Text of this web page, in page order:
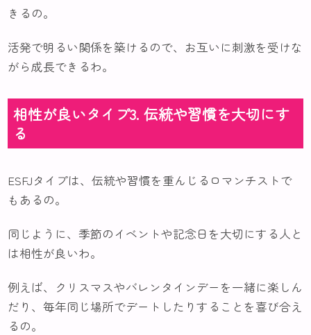
きるの。
活発で明るい関係を築けるので、お互いに刺激を受けな
がら成長できるわ。
相性が良いタイプ3. 伝統や習慣を大切にす
る
ESFJタイプは、伝統や習慣を重んじるロマンチストで
もあるの。
同じように、季節のイベントや記念日を大切にする人と
は相性が良いわ。
例えば、クリスマスやバレンタインデーを一緒に楽しん
だり、毎年同じ場所でデートしたりすることを喜び合え
るの。